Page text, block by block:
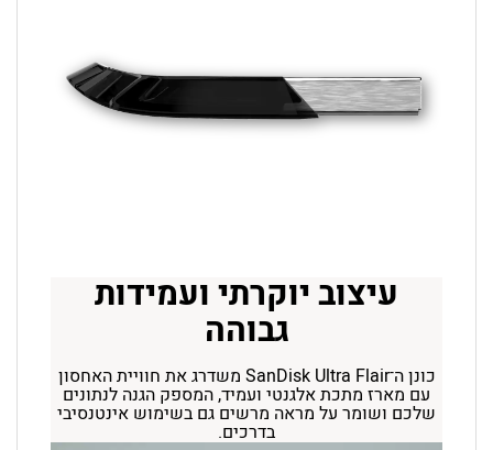
עיצוב יוקרתי ועמידות
גבוהה
כונן ה־SanDisk Ultra Flair משדרג את חוויית האחסון
עם מארז מתכת אלגנטי ועמיד, המספק הגנה לנתונים
שלכם ושומר על מראה מרשים גם בשימוש אינטנסיבי
בדרכים.